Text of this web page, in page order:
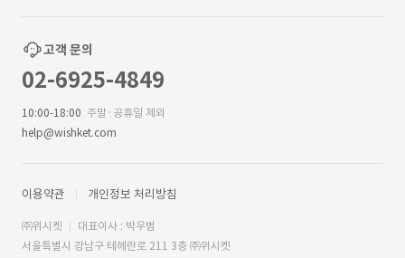
고객 문의
02-6925-4849
10:00-18:00 주말·공휴일 제외
help@wishket.com
이용약관 개인정보 처리방침
㈜위시켓
대표이사 : 박우범
서울특별시 강남구 테헤란로 211 3층 ㈜위시켓